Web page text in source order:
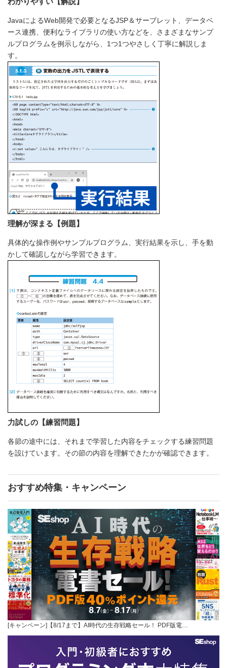
JavaによるWeb開発で必要となるJSP＆サーブレット、データベ
ース連携、便利なライブラリの使い方などを、さまざまなサンプ
ルプログラムを例示しながら、1つ1つやさしく丁寧に解説しま
す。
理解が深まる【例題】
具体的な操作例やサンプルプログラム、実行結果を示し、手を動
かして確認しながら学習できます。
力試しの【練習問題】
各節の途中には、それまで学習した内容をチェックする練習問題
を設けています。その節の内容を理解できたかが確認できます。
おすすめ特集・キャンペーン
[キャンペーン]【8/17まで】AI時代の生存戦略セール！ PDF版電…